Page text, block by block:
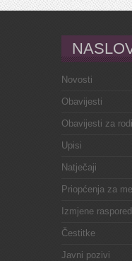
Novosti
Obavijesti
Obavijesti za
Upisi
Natječaji
Priopćenja za
Izmjene
Čestitke
Javni pozivi